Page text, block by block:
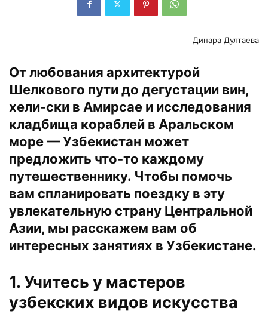
Динара Дултаева
От любования архитектурой
Шелкового пути до дегустации вин,
хели-ски в Амирсае и исследования
кладбища кораблей в Аральском
море — Узбекистан может
предложить что-то каждому
путешественнику. Чтобы помочь
вам спланировать поездку в эту
увлекательную страну Центральной
Азии, мы расскажем вам об
интересных занятиях в Узбекистане.
1. Учитесь у мастеров
узбекских видов искусства